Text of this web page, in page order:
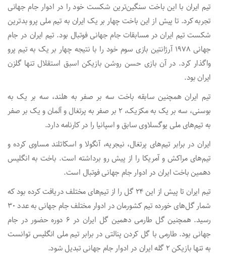
تیم ایران با این باخت سنگین‌ترین شکست خود را در ادوار جام جهانی
تجربه کرد. تا پیش از این باخت چهار بر یک ایران به تیم ملی پرو بدترین
شکست تیم ایران در مسابقات جام جهانی فوتبال بود. تیم ایران در جام
جهانی ۱۹۷۸ آرژانتین بازی سوم خود را با نتیجه چهار بر یک به تیم پرو
واگذار کرد. در آن بازی حسن روشن بازیکن اسبق استقلال تنها گلزن
ایران بود.
تیم ایران همچنین سابقه باخت سه بر صفر به هلند، سه بر یک به
بوسنی، سه بر یک به مکزیک، ۲ بر صفر به پرتغال و آلمان و یک بر صفر
به تیم‌های ملی یوگسلاوی سابق و اسپانیا را در کارنامه دارد.
ایران در برابر تیم‌های پرتغال، نیجریه، آنگولا و اسکاتلند مساوی کرده و
تیم‌های مراکش و آمریکا را از پیش رو برداشته است. باخت به انگلیس
دهمین باخت ایران در ادوار جام جهانی فوتبال است.
تیم ایران تا پیش از این ۲۴ گل را از تیم‌های مختلف دریافت کرده بود که
شمار گل‌های خورده تیم کشورمان در ادوار مختلف جام جهانی به عدد ۳۰
رسید. همچنین گل طارمی دهمین گل ایران در ۶ دوره حضور در جام
جهانی بود. طارمی با گل کردن پنالتی در برابر تیم ملی انگلیس توانست
به تنها بازیکن ۲ گله ایران در ادوار جام جهانی تبدیل شود.